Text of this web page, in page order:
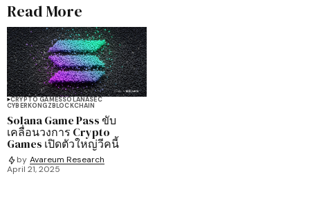
Read More
CRYPTO GAMESSOLANASEC
CYBERKONGZBLOCKCHAIN
Solana Game Pass ขับ
เคลื่อนวงการ Crypto
Games เปิดตัวใหญ่วีคนี้
by Avareum Research
April 21, 2025